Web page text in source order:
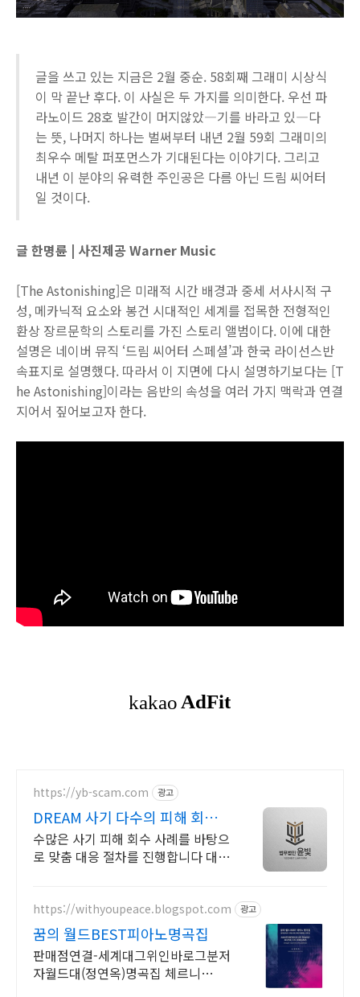
글을 쓰고 있는 지금은 2월 중순. 58회째 그래미 시상식
이 막 끝난 후다. 이 사실은 두 가지를 의미한다. 우선 파
라노이드 28호 발간이 머지않았―기를 바라고 있―다
는 뜻, 나머지 하나는 벌써부터 내년 2월 59회 그래미의
최우수 메탈 퍼포먼스가 기대된다는 이야기다. 그리고
내년 이 분야의 유력한 주인공은 다름 아닌 드림 씨어터
일 것이다.
글 한명륜 | 사진제공 Warner Music
[The Astonishing]은 미래적 시간 배경과 중세 서사시적 구
성, 메카닉적 요소와 봉건 시대적인 세계를 접목한 전형적인
환상 장르문학의 스토리를 가진 스토리 앨범이다. 이에 대한
설명은 네이버 뮤직 ‘드림 씨어터 스페셜’과 한국 라이선스반
속표지로 설명했다. 따라서 이 지면에 다시 설명하기보다는 [T
he Astonishing]이라는 음반의 속성을 여러 가지 맥락과 연결
지어서 짚어보고자 한다.
https://yb-scam.com 광고
DREAM 사기 다수의 피해 회복
사례 보유
수많은 사기 피해 회수 사례를 바탕으
로 맞춤 대응 절차를 진행합니다 대응
제시합니다
https://withyoupeace.blogspot.com 광고
꿈의 월드BEST피아노명곡집
판매점연결-세계대그위인바로그분저
자월드대(정연옥)명곡집 체르니